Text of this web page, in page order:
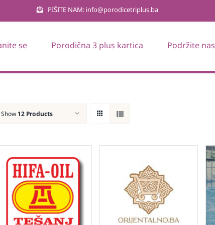
PIŠITE NAM: info@porodicetriplus.ba
se Porodična 3 plus kartica Podržite nas
Show 12 Products